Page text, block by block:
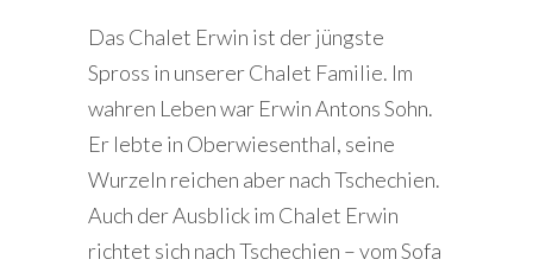
Das Chalet Erwin ist der jüngste
Spross in unserer Chalet Familie. Im
wahren Leben war Erwin Antons Sohn.
Er lebte in Oberwiesenthal, seine
Wurzeln reichen aber nach Tschechien.
Auch der Ausblick im Chalet Erwin
richtet sich nach Tschechien – vom Sofa